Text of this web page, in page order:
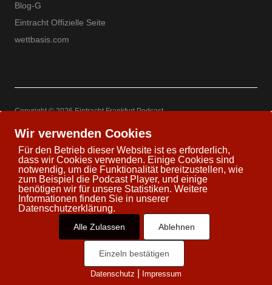
Blog-G
Eintracht Offizielle Seite
wettbasis.com
Copyright © 2026 Eintracht Frankfurt Podcast
Theme: Uku byElmastudio
TwitterFacebook
Youtube
Google+
Wir verwenden Cookies
Für den Betrieb dieser Website ist es erforderlich,
dass wir Cookies verwenden. Einige Cookies sind
notwendig, um die Funktionalität bereitzustellen, wie
zum Beispiel die Podcast Player, und einige
benötigen wir für unsere Statistiken. Weitere
Informationen finden Sie in unserer
Datenschutzerklärung.
Alle Zulassen Ablehnen
Einzeln bestätigen
Datenschutz Impressum